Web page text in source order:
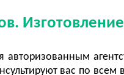
авторизованным
вас по всем